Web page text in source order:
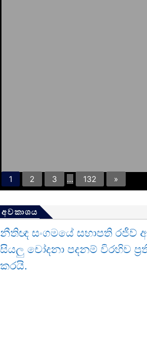
1 2 3 … 132 »
අවකාශය
නීතිඥ සංගමයේ සභාපති රජීව්
සියලු චෝදනා පදනම් විරහිව
කරයි.